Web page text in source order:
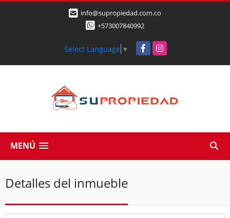
info@supropiedad.com.co
+573007840992
Select Language ▼ FacebookInstagram
MENÚ
Detalles del inmueble